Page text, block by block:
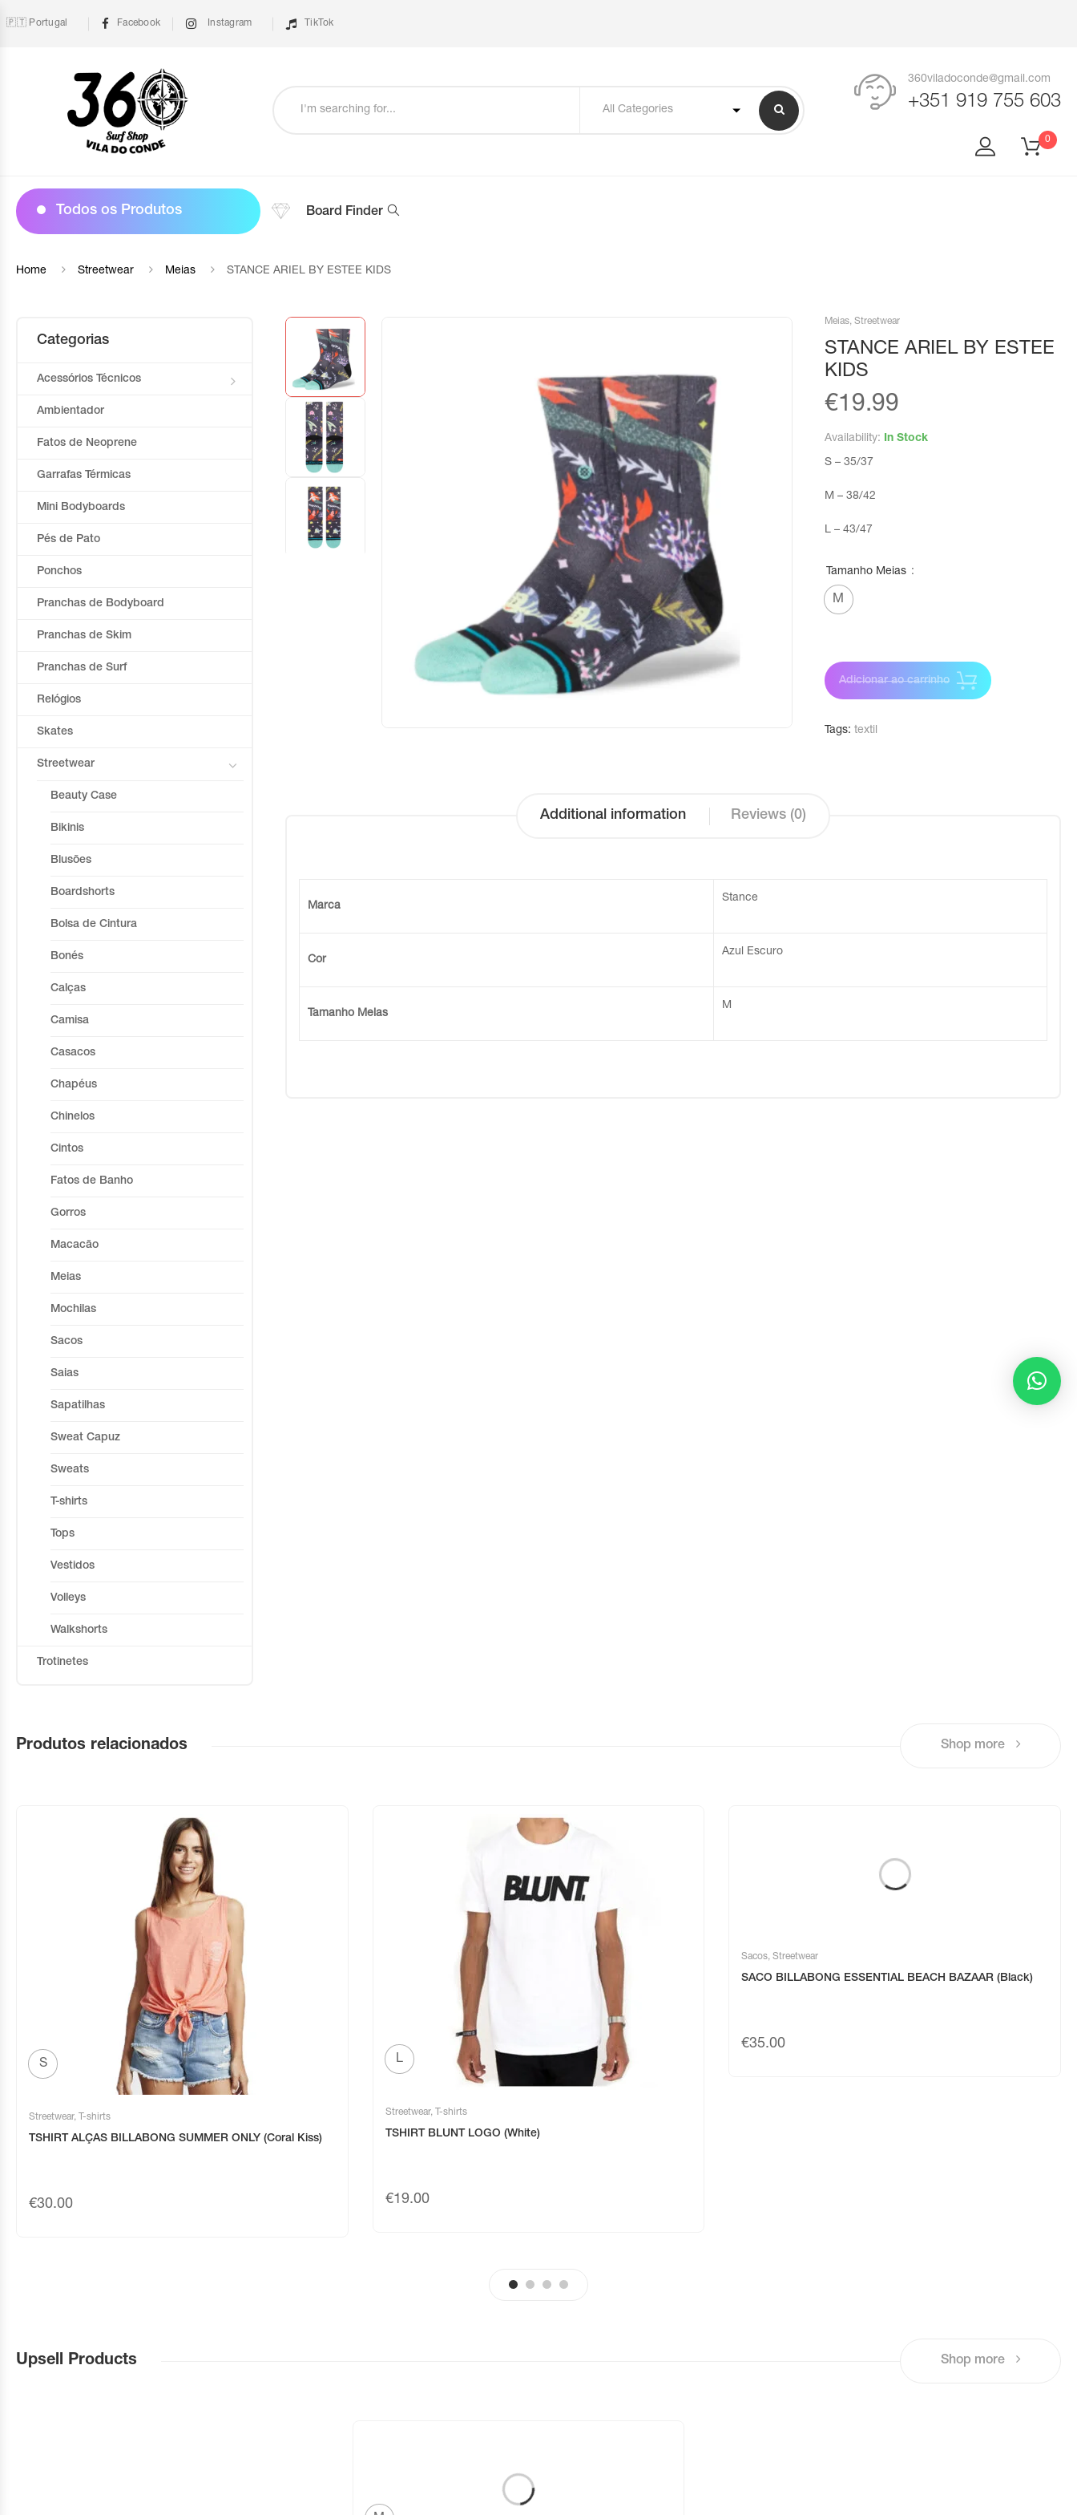
🇵🇹 Portugal Facebook Instagram TikTok
All Categories
360viladoconde@gmail.com
+351 919 755 603
0
Todos os Produtos Board Finder
Home Streetwear Meias STANCE ARIEL BY ESTEE KIDS
Meias, Streetwear
STANCE ARIEL BY ESTEE
KIDS
€19.99
Availability: In Stock
S – 35/37
M – 38/42
L – 43/47
Tamanho Meias
M
Adicionar ao carrinho
Tags: textil
Additional information Reviews (0)
Marca
Stance
Cor
Azul Escuro
Tamanho Meias
M
Categorias
Acessórios Técnicos
Ambientador
Fatos de Neoprene
Garrafas Térmicas
Mini Bodyboards
Pés de Pato
Ponchos
Pranchas de Bodyboard
Pranchas de Skim
Pranchas de Surf
Relógios
Skates
Streetwear
Beauty Case
Bikinis
Blusões
Boardshorts
Bolsa de Cintura
Bonés
Calças
Camisa
Casacos
Chapéus
Chinelos
Cintos
Fatos de Banho
Gorros
Macacão
Meias
Mochilas
Sacos
Saias
Sapatilhas
Sweat Capuz
Sweats
T-shirts
Tops
Vestidos
Volleys
Walkshorts
Trotinetes
Produtos relacionados Shop more
S
Streetwear, T-shirts
TSHIRT ALÇAS BILLABONG SUMMER ONLY (Coral Kiss)
€30.00
L
Streetwear, T-shirts
TSHIRT BLUNT LOGO (White)
€19.00
Sacos,Streetwear
SACO BILLABONG ESSENTIAL BEACH BAZAAR (Black)
€35.00
Upsell Products Shop more